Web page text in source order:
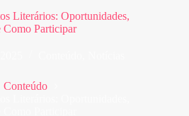
Literários: Oportunidades,
Como Participar
Conteúdo